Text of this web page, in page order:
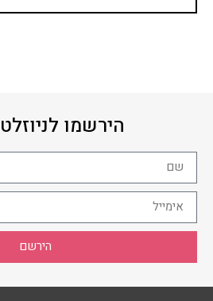
הירשמו
הירשם